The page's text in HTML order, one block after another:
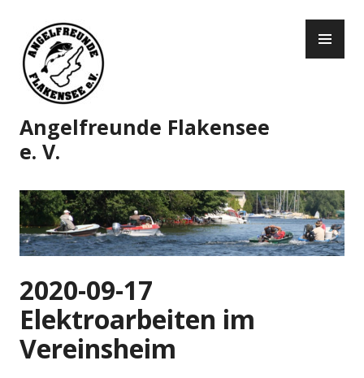
Inhalt
springen
Angelfreunde Flakensee
e. V.
2020-09-17
Elektroarbeiten im
Vereinsheim